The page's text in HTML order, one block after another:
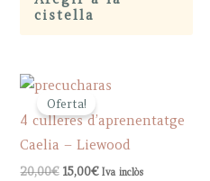
cistella
Oferta!
4 culleres d’aprenentatge
Caelia – Liewood
20,00€ Original
15,00€Current
Iva inclòs